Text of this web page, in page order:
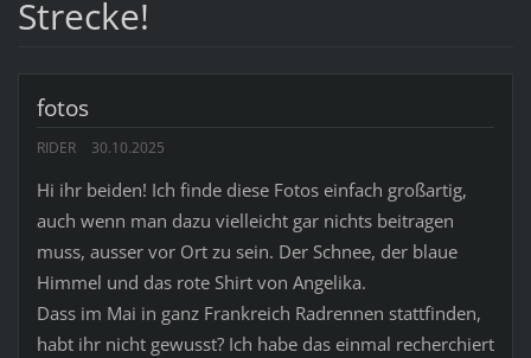
Strecke!
fotos
RIDER 30.10.2025
Hi ihr beiden! Ich finde diese Fotos einfach großartig,
auch wenn man dazu vielleicht gar nichts beitragen
muss, ausser vor Ort zu sein. Der Schnee, der blaue
Himmel und das rote Shirt von Angelika.
Dass im Mai in ganz Frankreich Radrennen stattfinden,
habt ihr nicht gewusst? Ich habe das einmal recherchiert